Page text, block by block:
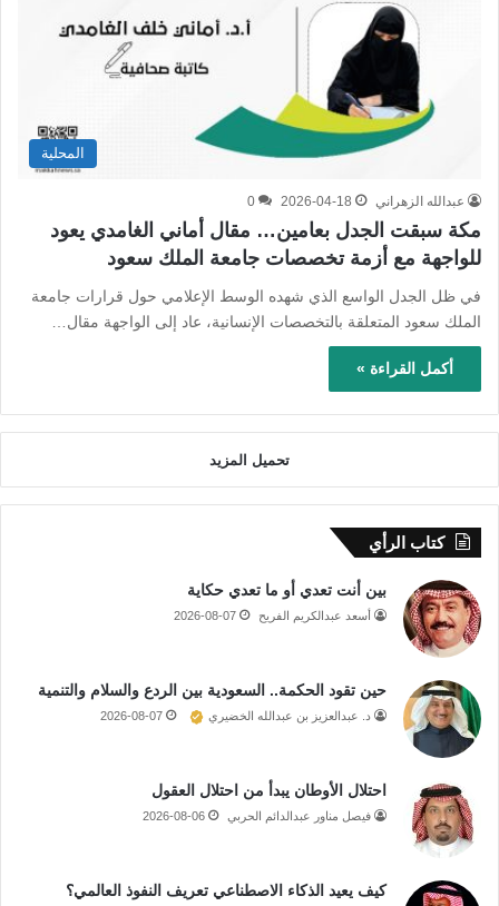
المحلية
عبدالله الزهراني 2026-04-18
0
مكة سبقت الجدل بعامين… مقال أماني الغامدي يعود
للواجهة مع أزمة تخصصات جامعة الملك سعود
في ظل الجدل الواسع الذي شهده الوسط الإعلامي حول قرارات جامعة
الملك سعود المتعلقة بالتخصصات الإنسانية، عاد إلى الواجهة مقال…
أكمل القراءة »
تحميل المزيد
كتاب الرأي
بين أنت تعدي أو ما تعدي حكاية
أسعد عبدالكريم الفريح 2026-08-07
حين تقود الحكمة.. السعودية بين الردع والسلام والتنمية
د. عبدالعزيز بن عبدالله الخضيري 2026-08-07
احتلال الأوطان يبدأ من احتلال العقول
فيصل مناور عبدالدائم الحربي 2026-08-06
كيف يعيد الذكاء الاصطناعي تعريف النفوذ العالمي؟